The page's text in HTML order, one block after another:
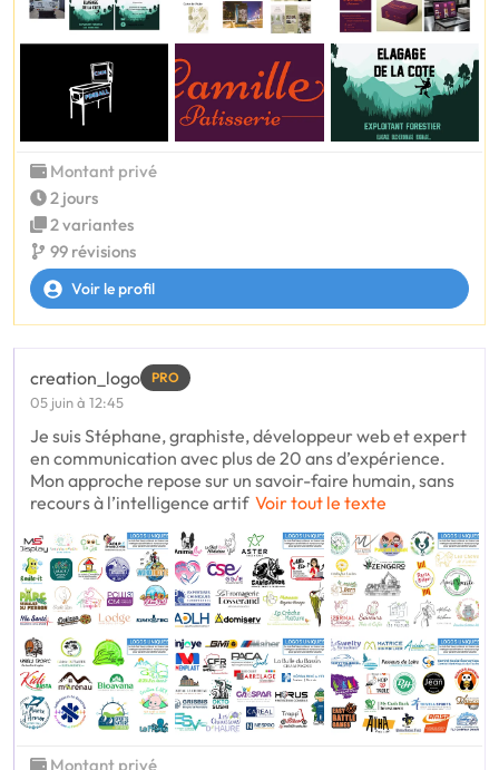
Montant privé
2 jours
2 variantes
99 révisions
Voir le profil
creation_logo PRO
05 juin à 12:45
Je suis Stéphane, graphiste, développeur web et expert
en communication avec plus de 20 ans d’expérience.
Mon approche repose sur un savoir-faire humain, sans
recours à l’intelligence artif Voir tout le texte
Montant privé